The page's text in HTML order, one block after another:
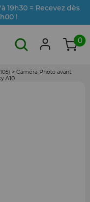
19h30 = Recevez dès
!
0
> Caméra-Photo avant
A10